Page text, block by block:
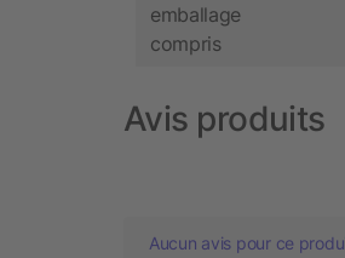
emballage
compris
Avis produits
Aucun avis pour ce